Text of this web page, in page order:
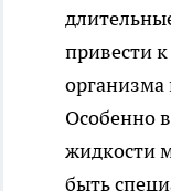
привести
Особенно
жидкости
быть